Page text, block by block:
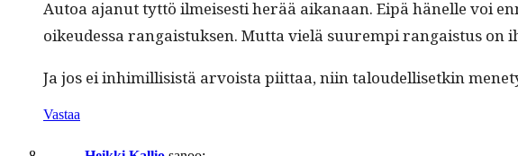
Autoa ajanut tyt­tö ilmeis­es­ti herää aikanaan. Eipä hänelle voi
oikeudessa ran­gais­tuk­sen. Mut­ta vielä suurem­pi ran­gais­tus on
Ja jos ei inhimil­li­sistä arvoista piit­taa, niin taloudel­lisetkin
Vastaa